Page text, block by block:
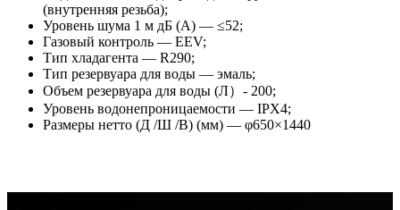
(внутренняя резьба);
Уровень шума 1 м дБ (А) — ≤52;
Газовый контроль — EEV;
Тип хладагента — R290;
Тип резервуара для воды — эмаль;
Объем резервуара для воды (Л）- 200;
Уровень водонепроницаемости — IPX4;
Размеры нетто (Д /Ш /В) (мм) — φ650×1440